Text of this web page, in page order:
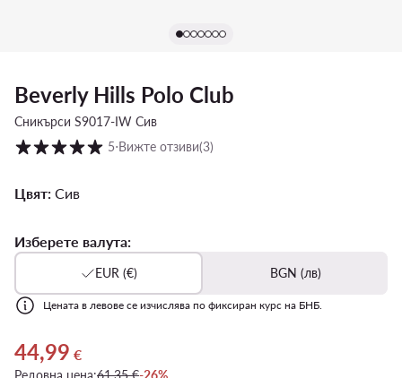
Beverly Hills Polo Club
Сникърси S9017-IW Сив
Оценка на клиентите в скала от 1 до 5
5⋅Вижте отзиви(3)
Цвят: Сив
Изберете валута:
EUR (€) BGN (лв)
Цената в левове се изчислява по фиксиран курс на БНБ.
Актуална цена 44,99 €
44,99 €
Редовна цена:61,35 €-26%